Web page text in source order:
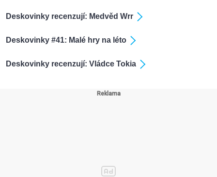
Deskovinky recenzují: Medvěd Wrr
Deskovinky #41: Malé hry na léto
Deskovinky recenzují: Vládce Tokia